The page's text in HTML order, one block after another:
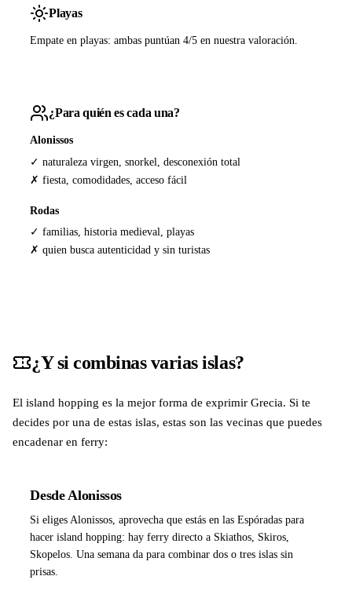
Playas
Empate en playas: ambas puntúan 4/5 en nuestra valoración.
¿Para quién es cada una?
Alonissos
✓ naturaleza virgen, snorkel, desconexión total
✗ fiesta, comodidades, acceso fácil
Rodas
✓ familias, historia medieval, playas
✗ quien busca autenticidad y sin turistas
¿Y si combinas varias islas?
El island hopping es la mejor forma de exprimir Grecia. Si te
decides por una de estas islas, estas son las vecinas que puedes
encadenar en ferry:
Desde Alonissos
Si eliges Alonissos, aprovecha que estás en las Espóradas para
hacer island hopping: hay ferry directo a Skiathos, Skiros,
Skopelos. Una semana da para combinar dos o tres islas sin
prisas.